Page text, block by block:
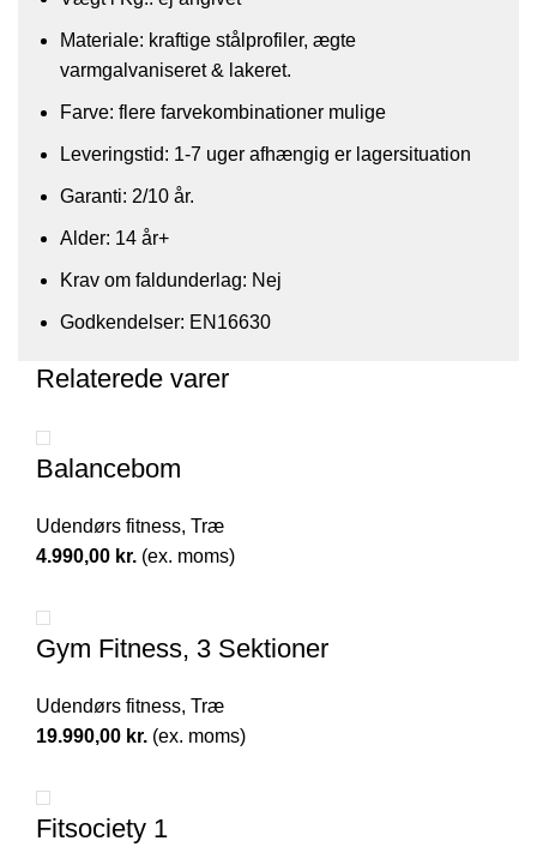
Materiale: kraftige stålprofiler, ægte
varmgalvaniseret & lakeret.
Farve: flere farvekombinationer mulige
Leveringstid: 1-7 uger afhængig er lagersituation
Garanti: 2/10 år.
Alder: 14 år+
Krav om faldunderlag: Nej
Godkendelser: EN16630
Relaterede varer
Balancebom
Udendørs fitness, Træ
4.990,00 kr. (ex. moms)
Gym Fitness, 3 Sektioner
Udendørs fitness, Træ
19.990,00 kr. (ex. moms)
Fitsociety 1